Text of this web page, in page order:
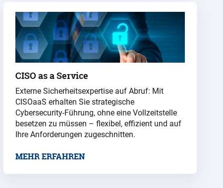
CISO as a Service
Externe Sicherheitsexpertise auf Abruf: Mit
CISOaaS erhalten Sie strategische
Cybersecurity-Führung, ohne eine Vollzeitstelle
besetzen zu müssen – flexibel, effizient und auf
Ihre Anforderungen zugeschnitten.
MEHR ERFAHREN